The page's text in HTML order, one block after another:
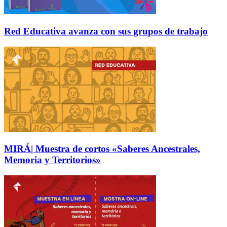
Red Educativa avanza con sus grupos de trabajo
MIRÁ| Muestra de cortos «Saberes Ancestrales,
Memoria y Territorios»